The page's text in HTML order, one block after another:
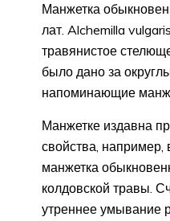
Манжетка
лат. Alchemilla
травянистое
было дано за
напоминающие
Манжетке издавна
свойства,
манжетка
колдовской травы.
утреннее умывание